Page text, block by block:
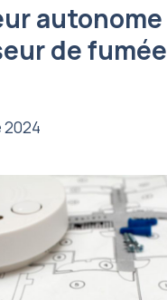
autonome
de fumée
2024